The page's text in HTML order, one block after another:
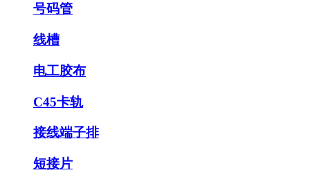
号码管
线槽
电工胶布
C45卡轨
接线端子排
短接片